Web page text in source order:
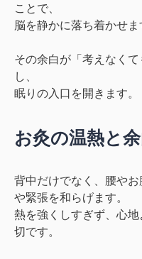
こと で、
脳を静かに落ち着かせま
その余白が「考えなく
し、
眠りの入口を開きます。
お灸の温熱と
背中だけでなく、腰や
や緊張を和らげます。
熱を強くしすぎず、心
切です。